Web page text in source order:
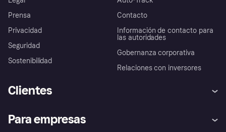
Prensa
Privacidad
Seguridad
Sostenibilidad
Contacto
Información de contacto para
las autoridades
Gobernanza corporativa
Relaciones con inversores
Clientes
Inicio de sesión
Para empresas